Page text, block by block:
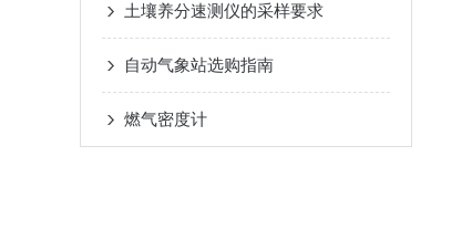
土壤养分速测仪的采样要求
自动气象站选购指南
燃气密度计